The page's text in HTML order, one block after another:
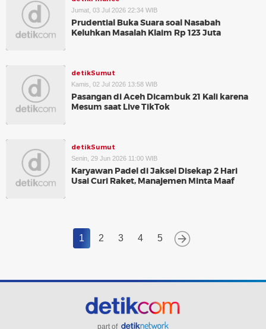
Jumat, 03 Jul 2026 22:34 WIB
Prudential Buka Suara soal Nasabah
Keluhkan Masalah Klaim Rp 123 Juta
detikSumut
Kamis, 02 Jul 2026 13:58 WIB
Pasangan di Aceh Dicambuk 21 Kali karena
Mesum saat Live TikTok
detikSumut
Senin, 29 Jun 2026 11:00 WIB
Karyawan Padel di Jaksel Disekap 2 Hari
Usai Curi Raket, Manajemen Minta Maaf
1 2 3 4 5
part of